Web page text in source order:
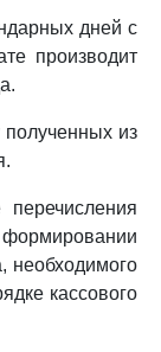
дней с
производит
из
необходимого
кассового